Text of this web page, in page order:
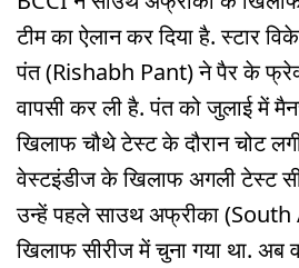
टीम का ऐलान कर दिया है. स्टार
पंत (Rishabh Pant) ने पैर के
वापसी कर ली है. पंत को जुलाई में
खिलाफ चौथे टेस्ट के दौरान चोट
वेस्टइंडीज के खिलाफ अगली टेस्ट
उन्हें पहले साउथ अफ्रीका
खिलाफ सीरीज में चुना गया था. अब